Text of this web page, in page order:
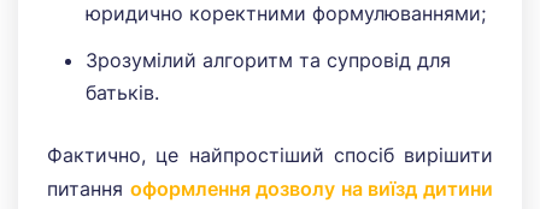
юридично коректними формулюваннями;
Зрозумілий алгоритм та супровід для
батьків.
Фактично, це найпростіший спосіб вирішити
питання оформлення дозволу на виїзд дитини